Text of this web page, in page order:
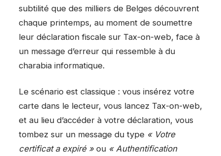
subtilité que des milliers de Belges découvrent
chaque printemps, au moment de soumettre
leur déclaration fiscale sur Tax-on-web, face à
un message d’erreur qui ressemble à du
charabia informatique.
Le scénario est classique : vous insérez votre
carte dans le lecteur, vous lancez Tax-on-web,
et au lieu d’accéder à votre déclaration, vous
tombez sur un message du type « Votre
certificat a expiré » ou « Authentification